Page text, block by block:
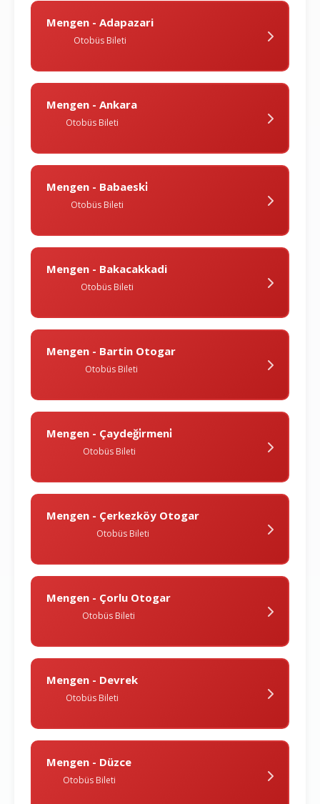
Mengen - Adapazari
Otobüs Bileti
Mengen - Ankara
Otobüs Bileti
Mengen - Babaeski̇
Otobüs Bileti
Mengen - Bakacakkadi
Otobüs Bileti
Mengen - Bartin Otogar
Otobüs Bileti
Mengen - Çaydeği̇rmeni̇
Otobüs Bileti
Mengen - Çerkezköy Otogar
Otobüs Bileti
Mengen - Çorlu Otogar
Otobüs Bileti
Mengen - Devrek
Otobüs Bileti
Mengen - Düzce
Otobüs Bileti